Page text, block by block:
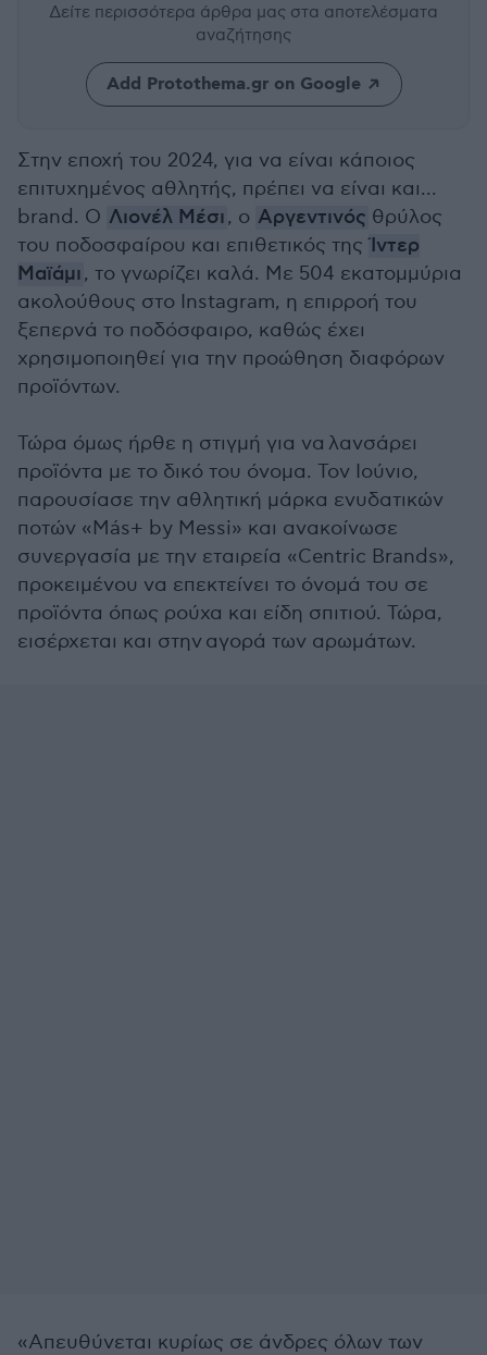
Δείτε περισσότερα άρθρα μας στα αποτελέσματα
αναζήτησης
Add Protothema.gr on Google
Στην εποχή του 2024, για να είναι κάποιος
επιτυχημένος αθλητής, πρέπει να είναι και...
brand. Ο Λιονέλ Μέσι, ο Αργεντινός θρύλος
του ποδοσφαίρου και επιθετικός τηςΊντερ
Μαϊάμι, το γνωρίζει καλά. Με 504 εκατομμύρια
ακολούθους στο Instagram, η επιρροή του
ξεπερνά το ποδόσφαιρο, καθώς έχει
χρησιμοποιηθεί για την προώθηση διαφόρων
προϊόντων.
Τώρα όμως ήρθε η στιγμή για να λανσάρει
προϊόντα με το δικό του όνομα. Τον Ιούνιο,
παρουσίασε την αθλητική μάρκα ενυδατικών
ποτών «Más+ by Messi» και ανακοίνωσε
συνεργασία με την εταιρεία «Centric Brands»,
προκειμένου να επεκτείνει το όνομά του σε
προϊόντα όπως ρούχα και είδη σπιτιού. Τώρα,
εισέρχεται και στην αγορά των αρωμάτων.
«Απευθύνεται κυρίως σε άνδρες όλων των